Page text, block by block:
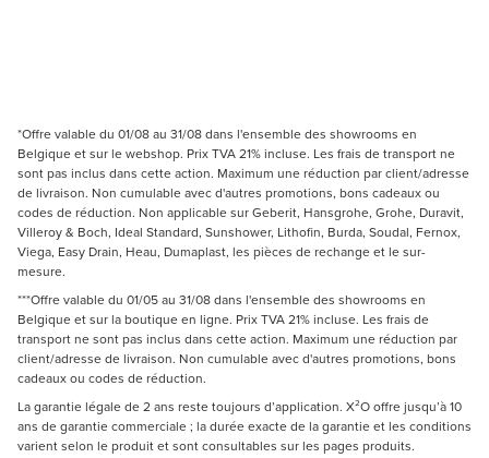
*Offre valable du 01/08 au 31/08 dans l'ensemble des showrooms en
Belgique et sur le webshop. Prix TVA 21% incluse. Les frais de transport ne
sont pas inclus dans cette action. Maximum une réduction par client/adresse
de livraison. Non cumulable avec d'autres promotions, bons cadeaux ou
codes de réduction. Non applicable sur Geberit, Hansgrohe, Grohe, Duravit,
Villeroy & Boch, Ideal Standard, Sunshower, Lithofin, Burda, Soudal, Fernox,
Viega, Easy Drain, Heau, Dumaplast, les pièces de rechange et le sur-
mesure.
***Offre valable du 01/05 au 31/08 dans l'ensemble des showrooms en
Belgique et sur la boutique en ligne. Prix TVA 21% incluse. Les frais de
transport ne sont pas inclus dans cette action. Maximum une réduction par
client/adresse de livraison. Non cumulable avec d'autres promotions, bons
cadeaux ou codes de réduction.
La garantie légale de 2 ans reste toujours d’application. X²O offre jusqu’à 10
ans de garantie commerciale ; la durée exacte de la garantie et les conditions
varient selon le produit et sont consultables sur les pages produits.